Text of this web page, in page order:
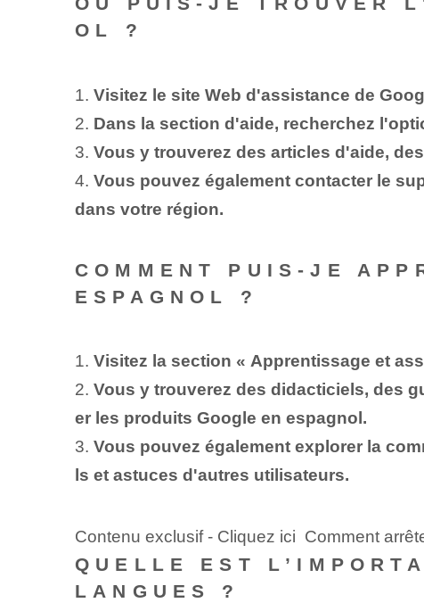
OL ?
1. Visitez le site Web d'assistance de
2. Dans la section d'aide, recherchez
3. Vous y trouverez des articles d'aide,
4. Vous pouvez également contacter le
dans votre région.
COMMENT PUIS-JE
ESPAGNOL ?
1. Visitez la section « Apprentissage et
2. Vous y trouverez des didacticiels, des
er les produits Google en espagnol.
3. Vous pouvez également explorer la
ls et astuces d'autres utilisateurs.
Contenu exclusif - Cliquez ici Comment
QUELLE EST
LANGUES ?